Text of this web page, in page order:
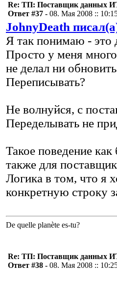
Re: ТП: Поставщик данных
Ответ #37 - 08. Мая 2008 ::
JohnyDeath
Я так понимаю - это
Просто у меня
не делал ни
Переписывать?
Не волнуйся, с
Переделывать не
Такое поведение
также для
Логика в том, что я
конкретную строку
De quelle planète es-tu?
Re: ТП: Поставщик данных
Ответ #38 - 08. Мая 2008 ::